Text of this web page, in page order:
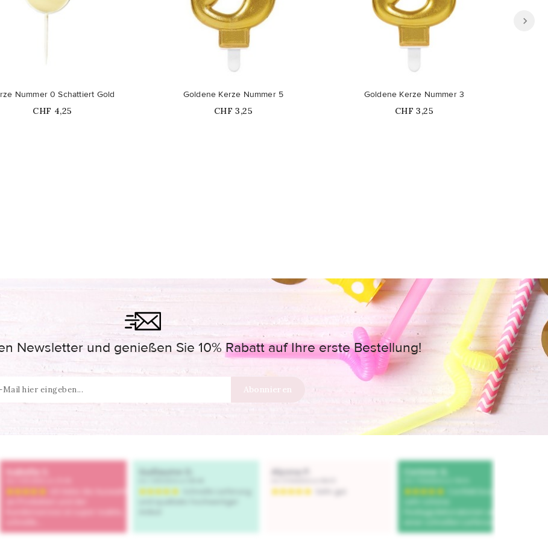
Nummer 0 Schattiert Gold
Price
CHF 4,25
Goldene Kerze Nummer 5
Price
CHF 3,25
Goldene Kerze Nummer 3
Price
CHF 3,25
Newsletter und genießen Sie 10% Rabatt auf Ihre erste Bestellung!